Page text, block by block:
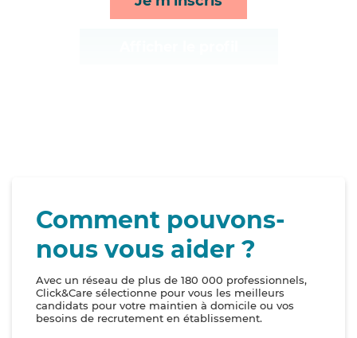
Comment pouvons-
nous vous aider ?
Avec un réseau de plus de 180 000 professionnels,
Click&Care sélectionne pour vous les meilleurs
candidats pour votre maintien à domicile ou vos
besoins de recrutement en établissement.